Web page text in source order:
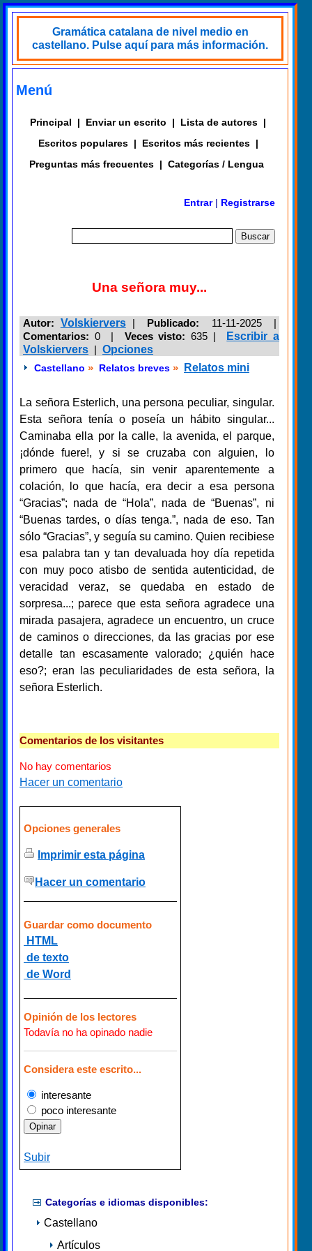
Gramática catalana de nivel medio en
castellano. Pulse aquí para más información.
Menú
Principal | Enviar un escrito | Lista de autores |
Escritos populares | Escritos más recientes |
Preguntas más frecuentes | Categorías / Lengua
Entrar| Registrarse
Una señora muy...
Autor: Volskiervers| Publicado:
11-11-2025 |
Comentarios: 0 | Veces visto: 635 |
Escribir a
Volskiervers | Opciones
Castellano » Relatos breves » Relatos mini
La señora Esterlich, una persona peculiar, singular.
Esta señora tenía o poseía un hábito singular...
Caminaba ella por la calle, la avenida, el parque,
¡dónde fuere!, y si se cruzaba con alguien, lo
primero que hacía, sin venir aparentemente a
colación, lo que hacía, era decir a esa persona
“Gracias”; nada de “Hola”, nada de “Buenas”, ni
“Buenas tardes, o días tenga.”, nada de eso. Tan
sólo “Gracias”, y seguía su camino. Quien recibiese
esa palabra tan y tan devaluada hoy día repetida
con muy poco atisbo de sentida autenticidad, de
veracidad veraz, se quedaba en estado de
sorpresa...; parece que esta señora agradece una
mirada pasajera, agradece un encuentro, un cruce
de caminos o direcciones, da las gracias por ese
detalle tan escasamente valorado; ¿quién hace
eso?; eran las peculiaridades de esta señora, la
señora Esterlich.
Comentarios de los visitantes
No hay comentarios
Hacer un comentario
Opciones generales
Imprimir esta página
Hacer un comentario
Guardar como documento
HTML
de texto
de Word
Opinión de los lectores
Todavía no ha opinado nadie
Considera este escrito...
interesante
poco interesante
Subir
Categorías e idiomas disponibles:
Castellano
Artículos